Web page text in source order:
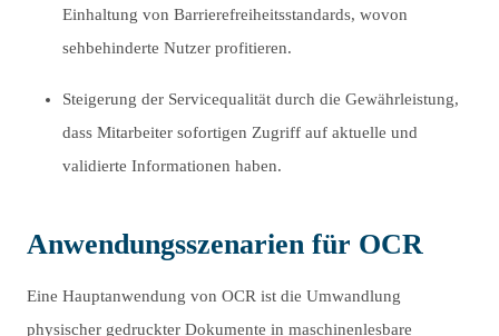
Einhaltung von Barrierefreiheitsstandards, wovon
sehbehinderte Nutzer profitieren.
Steigerung der Servicequalität durch die Gewährleistung,
dass Mitarbeiter sofortigen Zugriff auf aktuelle und
validierte Informationen haben.
Anwendungsszenarien für OCR
Eine Hauptanwendung von OCR ist die Umwandlung
physischer gedruckter Dokumente in maschinenlesbare